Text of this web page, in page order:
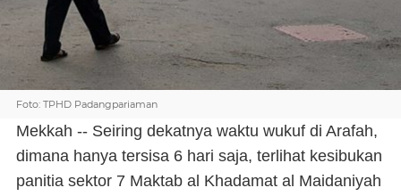
Foto: TPHD Padangpariaman
Mekkah -- Seiring dekatnya waktu wukuf di Arafah,
dimana hanya tersisa 6 hari saja, terlihat kesibukan
panitia sektor 7 Maktab al Khadamat al Maidaniyah